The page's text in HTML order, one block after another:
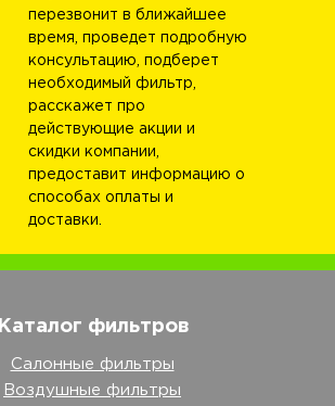
перезвонит в ближайшее
время, проведет подробную
консультацию, подберет
необходимый фильтр,
расскажет про
действующие акции и
скидки компании,
предоставит информацию о
способах оплаты и
доставки.
Каталог фильтров
Салонные фильтры
Воздушные фильтры